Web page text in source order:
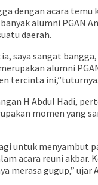
dengan acara temu
alumni PGAN
daerah.
saya sangat
alumni
tercinta ini,”tuturnya.
H Abdul Hadi,
momen yang
untuk menyambut
acara reuni akbar.
merasa gugup,” ujar